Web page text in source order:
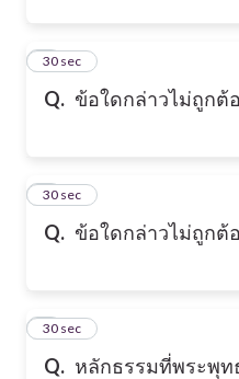
Q. ข้อใดกล่าวไม่ถูกต้
5
30 sec
Q. ข้อใดกล่าวไม่ถูกต้
6
30 sec
Q. หลักธรรมที่พระพุท
7
30 sec